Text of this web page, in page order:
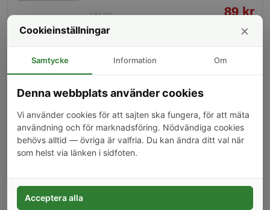
Alexa och Google Assistant kan enheten enkelt
integreras i ditt smarta hem, vilket möjliggör
röststyrning och automatisering av dina
enheter.
ART.NR:
89 kr
− 0 +
Ljussenorpaket, Skymningsrelä, WiFi, 1
kanal
Paketet innehåller det du behöver för att skapa
en ljussensor med i Shellys eko-system.
Perfekt för att styra utebelysningen beroende
på hur mörkt det är.
ART.NR:
− 0 +
Cookieinställningar ×
Samtycke Information Om
Denna webbplats använder cookies
Vi använder cookies för att sajten ska fungera, för att mäta
användning och för marknadsföring. Nödvändiga cookies
behövs alltid — övriga är valfria. Du kan ändra ditt val när
som helst via länken i sidfoten.
Acceptera alla